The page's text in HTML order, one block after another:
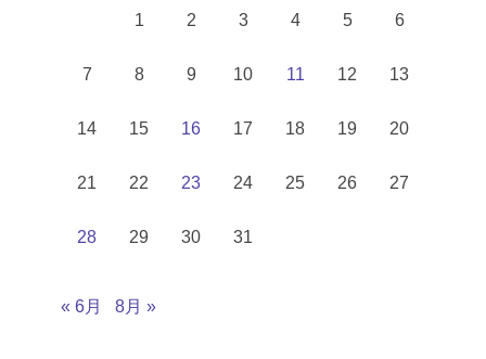
1 2 3 4 5 6
7 8 9 10 11 12 13
14 15 16 17 18 19 20
21 22 23 24 25 26 27
28 29 30 31
« 6月 8月 »